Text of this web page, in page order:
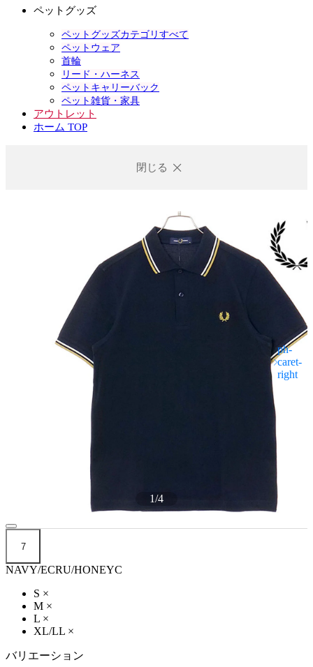
ペットグッズ
ペットグッズカテゴリすべて
ペットウェア
首輪
リード・ハーネス
ペットキャリーバック
ペット雑貨・家具
アウトレット
ホーム TOP
閉じる
1/4
7
NAVY/ECRU/HONEYC
S ×
M ×
L ×
XL/LL ×
バリエーション